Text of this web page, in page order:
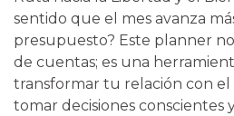
sentido que el mes avanza
presupuesto? Este planner
de cuentas; es una
transformar tu relación con
tomar decisiones conscientes